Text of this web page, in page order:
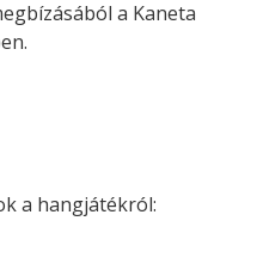
a Kaneta
a hangjátékról: